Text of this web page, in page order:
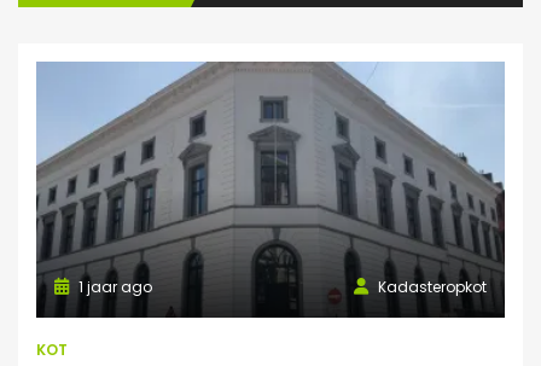
Kadasteropkot
1 jaar ago
KOT